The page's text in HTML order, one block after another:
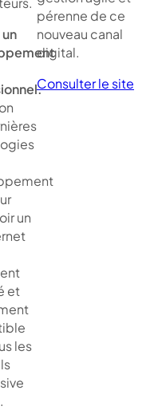
un
et
les
pérenne de ce
nouveau canal
digital.
Consulter le site